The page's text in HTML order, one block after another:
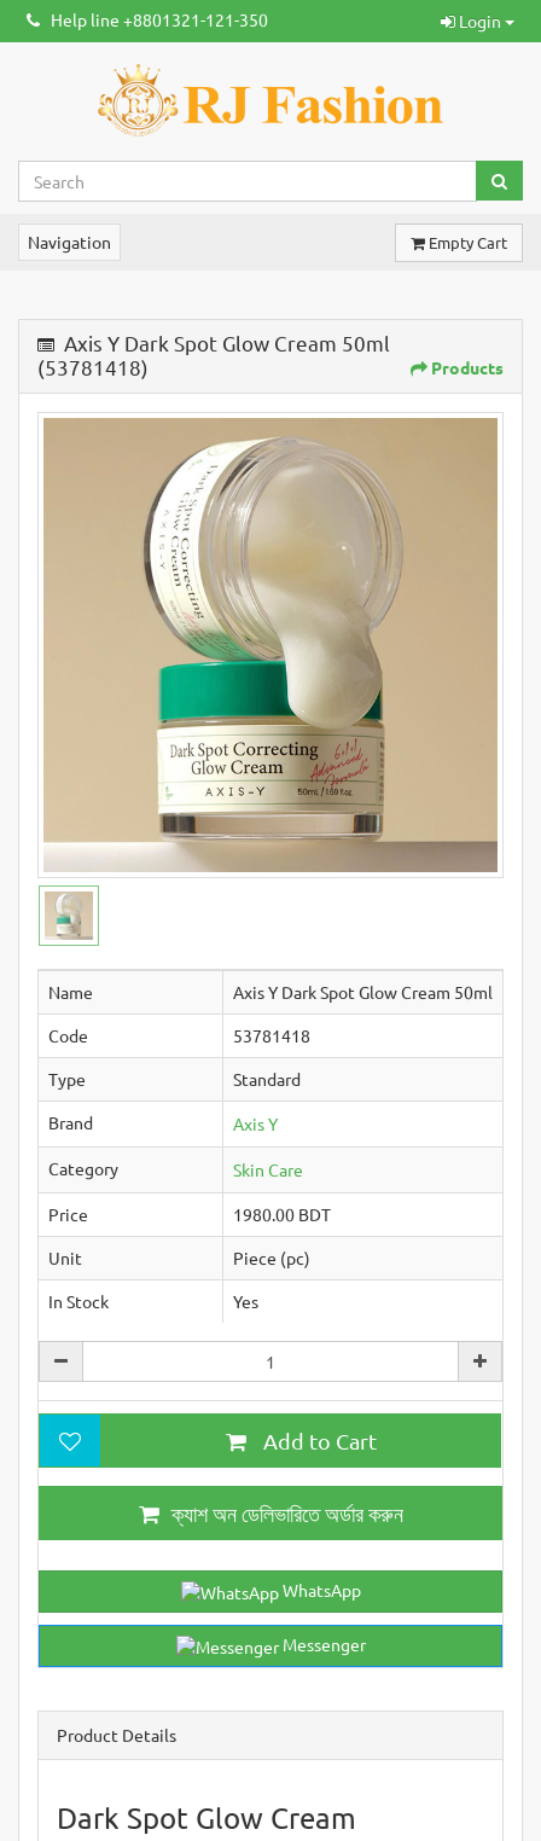
Help line +8801321-121-350 Login
Navigation Empty Cart
Axis Y Dark Spot Glow Cream 50ml
(53781418)
Products
Name
Axis Y Dark Spot Glow Cream 50ml
Code
53781418
Type
Standard
Brand
Axis Y
Category Skin Care
Price
1980.00 BDT
Unit
Piece (pc)
In Stock
Yes
Add to Cart
ক্যাশ অন ডেলিভারিতে অর্ডার করুন
WhatsApp
Messenger
Product Details
Dark Spot Glow Cream